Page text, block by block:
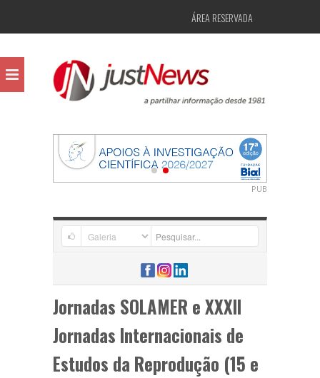
ÁREA RESERVADA
PUB
Jornadas SOLAMER e XXXII
Jornadas Internacionais de
Estudos da Reprodução (15 e